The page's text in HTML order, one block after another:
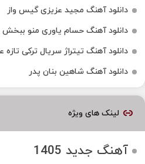
دانلود آهنگ مجید عزیزی گیس واز
دانلود آهنگ حسام یاوری منو ببخش
دانلود آهنگ تیتراژ سریال ترکی
دانلود آهنگ شاهین بنان پدر
لینک های ویژه
آهنگ جدید 1405